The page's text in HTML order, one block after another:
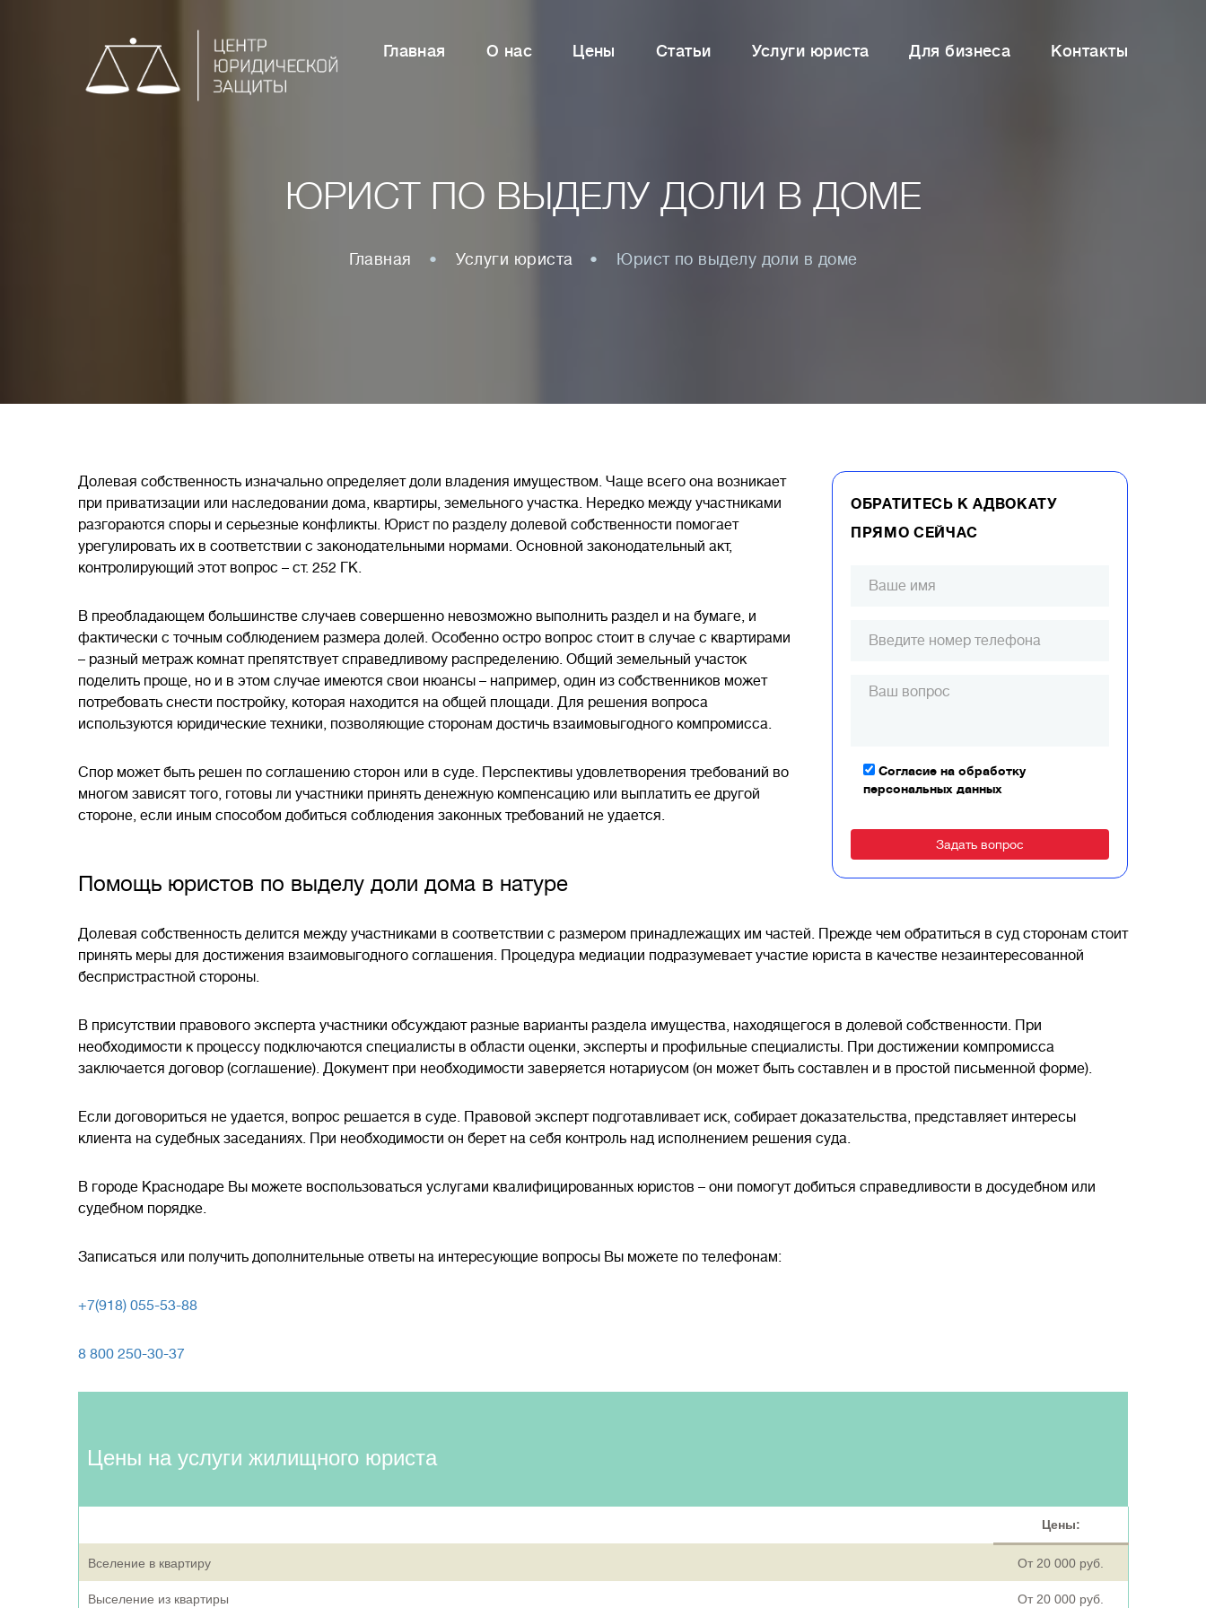
Главная О нас Цены Статьи Услуги юриста Для бизнеса Контакты
ЮРИСТ ПО ВЫДЕЛУ ДОЛИ В ДОМЕ
Главная Услуги юриста Юрист по выделу доли в доме
ОБРАТИТЕСЬ К АДВОКАТУ
ПРЯМО СЕЙЧАС
Согласие на обработку
персональных данных
Долевая собственность изначально определяет доли владения имуществом. Чаще всего она возникает
при приватизации или наследовании дома, квартиры, земельного участка. Нередко между участниками
разгораются споры и серьезные конфликты. Юрист по разделу долевой собственности помогает
урегулировать их в соответствии с законодательными нормами. Основной законодательный акт,
контролирующий этот вопрос – ст. 252 ГК.
В преобладающем большинстве случаев совершенно невозможно выполнить раздел и на бумаге, и
фактически с точным соблюдением размера долей. Особенно остро вопрос стоит в случае с квартирами
– разный метраж комнат препятствует справедливому распределению. Общий земельный участок
поделить проще, но и в этом случае имеются свои нюансы – например, один из собственников может
потребовать снести постройку, которая находится на общей площади. Для решения вопроса
используются юридические техники, позволяющие сторонам достичь взаимовыгодного компромисса.
Спор может быть решен по соглашению сторон или в суде. Перспективы удовлетворения требований во
многом зависят того, готовы ли участники принять денежную компенсацию или выплатить ее другой
стороне, если иным способом добиться соблюдения законных требований не удается.
Помощь юристов по выделу доли дома в натуре
Долевая собственность делится между участниками в соответствии с размером принадлежащих им частей. Прежде чем обратиться в суд сторонам стоит
принять меры для достижения взаимовыгодного соглашения. Процедура медиации подразумевает участие юриста в качестве незаинтересованной
беспристрастной стороны.
В присутствии правового эксперта участники обсуждают разные варианты раздела имущества, находящегося в долевой собственности. При
необходимости к процессу подключаются специалисты в области оценки, эксперты и профильные специалисты. При достижении компромисса
заключается договор (соглашение). Документ при необходимости заверяется нотариусом (он может быть составлен и в простой письменной форме).
Если договориться не удается, вопрос решается в суде. Правовой эксперт подготавливает иск, собирает доказательства, представляет интересы
клиента на судебных заседаниях. При необходимости он берет на себя контроль над исполнением решения суда.
В городе Краснодаре Вы можете воспользоваться услугами квалифицированных юристов – они помогут добиться справедливости в досудебном или
судебном порядке.
Записаться или получить дополнительные ответы на интересующие вопросы Вы можете по телефонам:
+7(918) 055-53-88
8 800 250-30-37
Цены на услуги жилищного юриста
Цены:
Вселение в квартиру От 20 000 руб.
Выселение из квартиры От 20 000 руб.